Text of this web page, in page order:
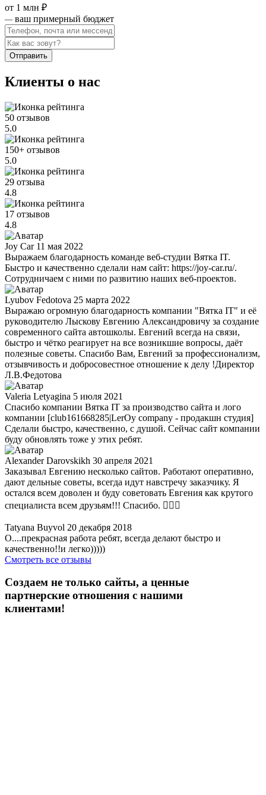
от 1 млн ₽
— ваш примерный бюджет
Отправить
Клиенты о нас
50 отзывов
5.0
150+ отзывов
5.0
29 отзыва
4.8
17 отзывов
4.8
Joy Car 11 мая 2022
Выражаем благодарность команде веб-студии Вятка IT.
Быстро и качественно сделали нам сайт: https://joy-car.ru/.
Сотрудничаем с ними по развитию наших веб-проектов.
Lyubov Fedotova 25 марта 2022
Выражаю огромную благодарность компании "Вятка IT" и её
руководителю Лыскову Евгению Александровичу за создание
современного сайта автошколы. Евгений всегда на связи,
быстро и чётко реагирует на все возникшие вопросы, даёт
полезные советы. Спасибо Вам, Евгений за профессионализм,
отзывчивость и добросовестное отношение к делу !Директор
Л.В.Федотова
Valeria Letyagina 5 июля 2021
Спасибо компании Вятка IT за производство сайта и лого
компании [club161668285|LerOy company - продакшн студия]
Сделали быстро, качественно, с душой. Сейчас сайт компании
буду обновлять тоже у этих ребят.
Alexander Darovskikh 30 апреля 2021
Заказывал Евгению несколько сайтов. Работают оперативно,
дают дельные советы, всегда идут навстречу заказчику. Я
остался всем доволен и буду советовать Евгения как крутого
специалиста всем друзьям!!! Спасибо. 👍🏻🤝
Tatyana Buyvol 20 декабря 2018
О....прекрасная работа ребят, всегда делают быстро и
качественно!!и легко)))))
Смотреть все отзывы
Создаем не только сайты, а ценные
партнерские отношения с нашими
клиентами!